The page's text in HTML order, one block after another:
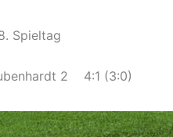
Spieltag
2 4:1 (3:0)